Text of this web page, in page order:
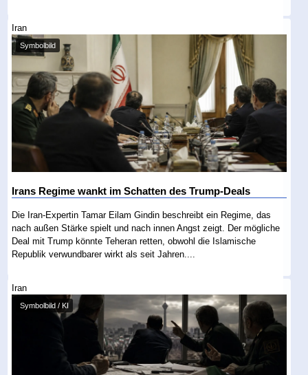
Iran
Symbolbild
Irans Regime wankt im Schatten des Trump-Deals
Die Iran-Expertin Tamar Eilam Gindin beschreibt ein Regime, das
nach außen Stärke spielt und nach innen Angst zeigt. Der mögliche
Deal mit Trump könnte Teheran retten, obwohl die Islamische
Republik verwundbarer wirkt als seit Jahren....
Iran
Symbolbild / KI